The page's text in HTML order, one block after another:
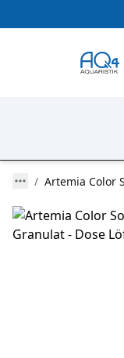
Artemia Color